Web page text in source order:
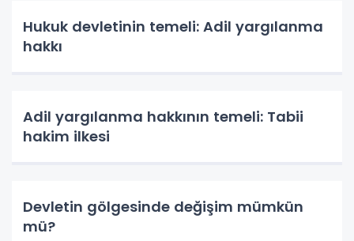
Hukuk devletinin temeli: Adil yargılanma
hakkı
Adil yargılanma hakkının temeli: Tabii
hakim ilkesi
Devletin gölgesinde değişim mümkün
mü?